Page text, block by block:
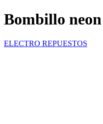
Bombillo
ELECTRO REPUESTOS